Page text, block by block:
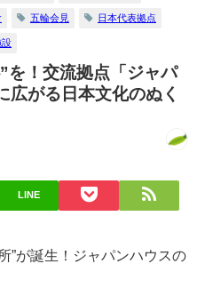
五輪会見 日本代表拠点
設
を！交流拠点「ジャパ
がる日本文化のぬく
LINE
”が誕生！ジャパンハウスの